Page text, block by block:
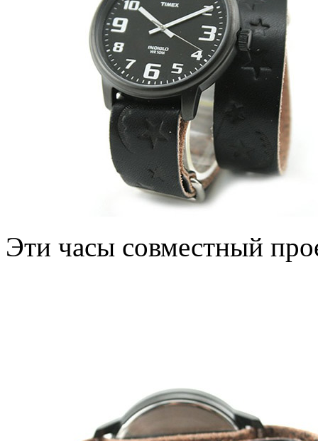
Эти часы совместный